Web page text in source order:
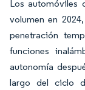
Los automóviles
volumen en
penetración
funciones
autonomía
largo del ciclo